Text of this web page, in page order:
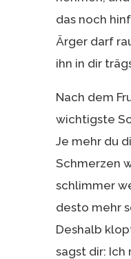
das noch
Ärger darf
ihn in dir
Nach dem
wichtigste
Je mehr du
Schmerzen
schlimmer
desto mehr
Deshalb
sagst dir: Ich